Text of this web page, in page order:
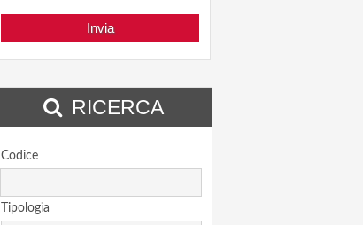
RICERCA
Codice
Tipologia